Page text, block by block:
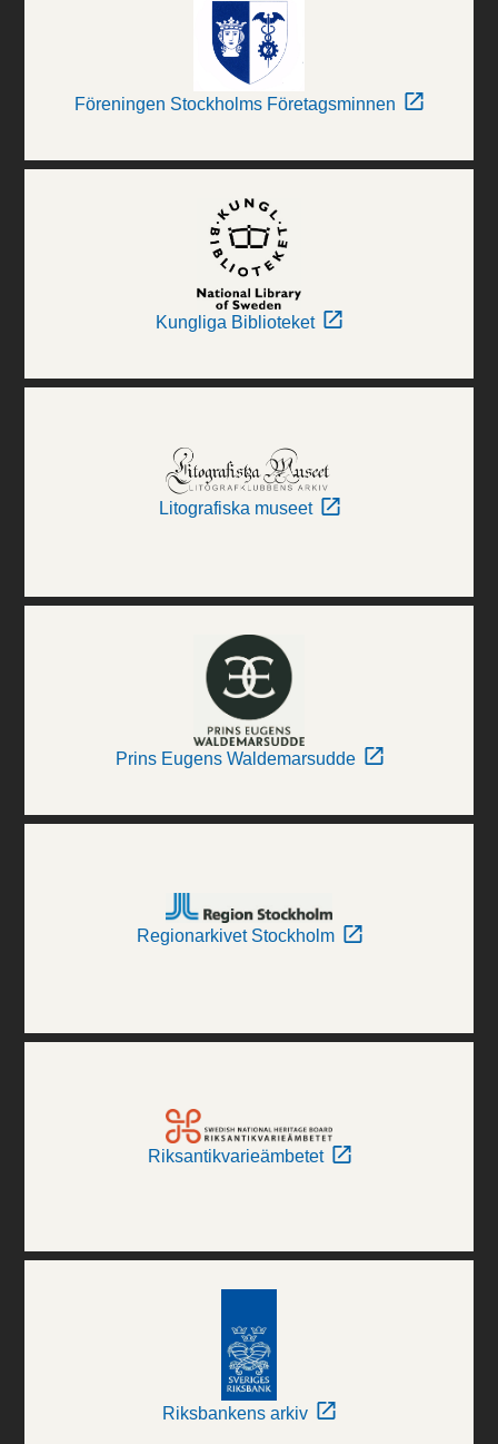
Föreningen Stockholms Företagsminnen
Kungliga Biblioteket
Litografiska museet
Prins Eugens Waldemarsudde
Regionarkivet Stockholm
Riksantikvarieämbetet
Riksbankens arkiv